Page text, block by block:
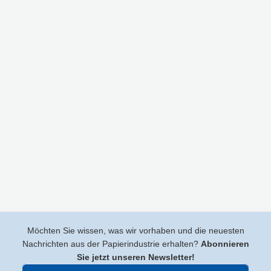
Möchten Sie wissen, was wir vorhaben und die neuesten
Nachrichten aus der Papierindustrie erhalten? Abonnieren
Sie jetzt unseren Newsletter!